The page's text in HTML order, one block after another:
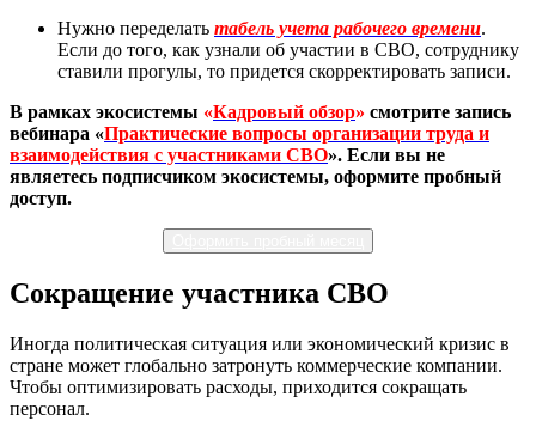
Нужно переделать табель учета рабочего времени.
Если до того, как узнали об участии в СВО, сотруднику
ставили прогулы, то придется скорректировать записи.
В рамках экосистемы «Кадровый обзор» смотрите запись
вебинара «Практические вопросы организации труда и
взаимодействия с участниками СВО». Если вы не
являетесь подписчиком экосистемы, оформите пробный
доступ.
Сокращение участника СВО
Иногда политическая ситуация или экономический кризис в
стране может глобально затронуть коммерческие компании.
Чтобы оптимизировать расходы, приходится сокращать
персонал.